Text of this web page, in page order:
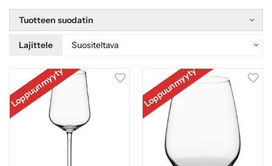
Tuotteen suodatin
Lajittele
Loppuunmyyty Loppuunmyyty